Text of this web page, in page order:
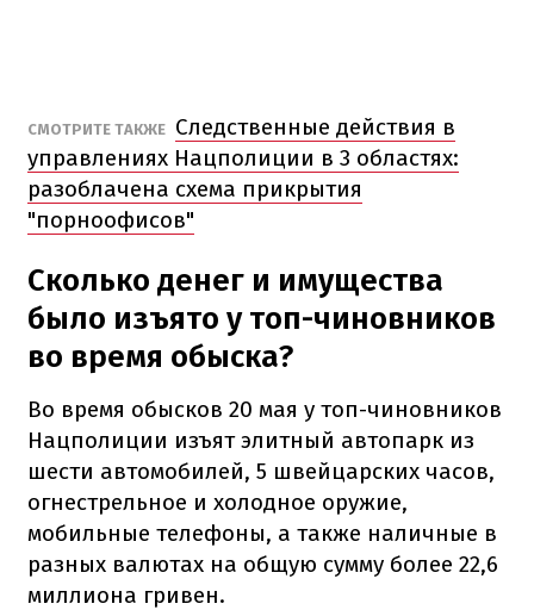
СМОТРИТЕ ТАКЖЕ Следственные действия в
управлениях Нацполиции в 3 областях:
разоблачена схема прикрытия
"порноофисов"
Сколько денег и имущества
было изъято у топ-чиновников
во время обыска?
Во время обысков 20 мая у топ-чиновников
Нацполиции изъят элитный автопарк из
шести автомобилей, 5 швейцарских часов,
огнестрельное и холодное оружие,
мобильные телефоны, а также наличные в
разных валютах на общую сумму более 22,6
миллиона гривен.